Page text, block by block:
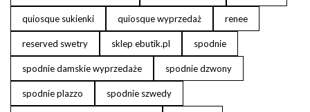
quiosque sukienki quiosque wyprzedaż renee
reserved swetry sklep ebutik.pl spodnie
spodnie damskie wyprzedaże spodnie dzwony
spodnie plazzo spodnie szwedy